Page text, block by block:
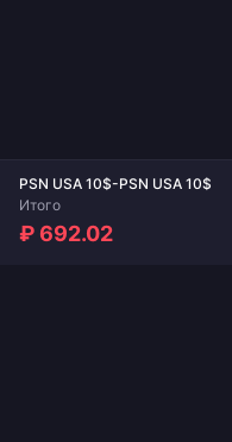
PSN USA 10$-PSN USA 10$
Итого
₽ 692.02